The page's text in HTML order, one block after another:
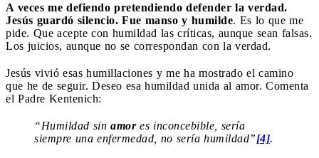
A veces me defiendo pretendiendo defender la verdad.
Jesús guardó silencio. Fue manso y humilde. Es lo que me
pide. Que acepte con humildad las críticas, aunque sean falsas.
Los juicios, aunque no se correspondan con la verdad.
Jesús vivió esas humillaciones y me ha mostrado el camino
que he de seguir. Deseo esa humildad unida al amor. Comenta
el Padre Kentenich:
“Humildad sin amores inconcebible, sería
siempre una enfermedad, no sería humildad”[4].